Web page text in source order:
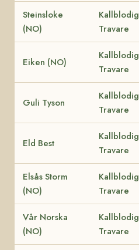
Steinsloke
(NO)
Kallblodig
Travare
Eiken (NO)
Kallblodig
Travare
Guli Tyson
Kallblodig
Travare
Eld Best
Kallblodig
Travare
Elsås Storm
(NO)
Kallblodig
Travare
Vår Norska
(NO)
Kallblodig
Travare